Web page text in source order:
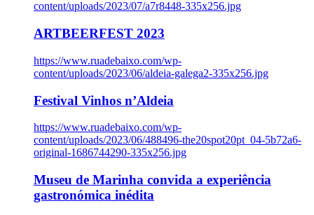
content/uploads/2023/07/a7r8448-335x256.jpg
ARTBEERFEST 2023
https://www.ruadebaixo.com/wp-
content/uploads/2023/06/aldeia-galega2-335x256.jpg
Festival Vinhos n’Aldeia
https://www.ruadebaixo.com/wp-
content/uploads/2023/06/488496-the20spot20pt_04-5b72a6-
original-1686744290-335x256.jpg
Museu de Marinha convida a experiência
gastronómica inédita